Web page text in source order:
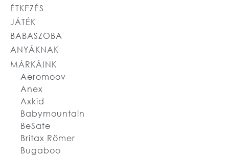
ÉTKEZÉS
JÁTÉK
BABASZOBA
ANYÁKNAK
MÁRKÁINK
Aeromoov
Anex
Axkid
Babymountain
BeSafe
Britax Römer
Bugaboo